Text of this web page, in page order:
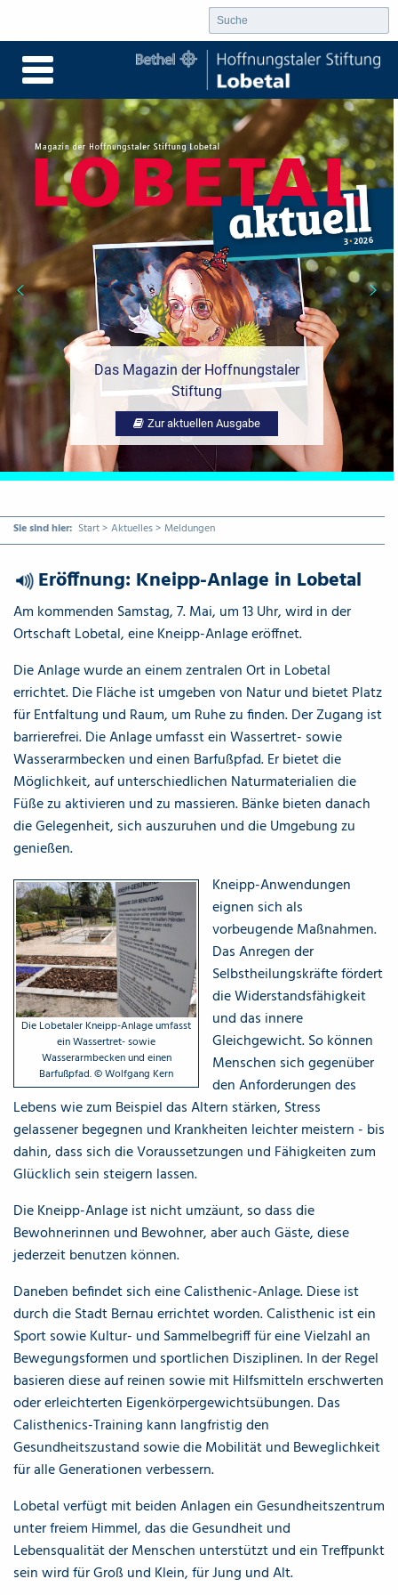
Das Magazin der Hoffnungstaler
Stiftung
Zur aktuellen Ausgabe
Sie sind hier: Start> Aktuelles> Meldungen
{Play}Eröffnung: Kneipp-Anlage in Lobetal
Am kommenden Samstag, 7. Mai, um 13 Uhr, wird in der
Ortschaft Lobetal, eine Kneipp-Anlage eröffnet.
Die Anlage wurde an einem zentralen Ort in Lobetal
errichtet. Die Fläche ist umgeben von Natur und bietet Platz
für Entfaltung und Raum, um Ruhe zu finden. Der Zugang ist
barrierefrei. Die Anlage umfasst ein Wassertret- sowie
Wasserarmbecken und einen Barfußpfad. Er bietet die
Möglichkeit, auf unterschiedlichen Naturmaterialien die
Füße zu aktivieren und zu massieren. Bänke bieten danach
die Gelegenheit, sich auszuruhen und die Umgebung zu
genießen.
Die Lobetaler Kneipp-Anlage umfasst
ein Wassertret- sowie
Wasserarmbecken und einen
Barfußpfad. © Wolfgang Kern
Kneipp-Anwendungen
eignen sich als
vorbeugende Maßnahmen.
Das Anregen der
Selbstheilungskräfte fördert
die Widerstandsfähigkeit
und das innere
Gleichgewicht. So können
Menschen sich gegenüber
den Anforderungen des
Lebens wie zum Beispiel das Altern stärken, Stress
gelassener begegnen und Krankheiten leichter meistern - bis
dahin, dass sich die Voraussetzungen und Fähigkeiten zum
Glücklich sein steigern lassen.
Die Kneipp-Anlage ist nicht umzäunt, so dass die
Bewohnerinnen und Bewohner, aber auch Gäste, diese
jederzeit benutzen können.
Daneben befindet sich eine Calisthenic-Anlage. Diese ist
durch die Stadt Bernau errichtet worden. Calisthenic ist ein
Sport sowie Kultur- und Sammelbegriff für eine Vielzahl an
Bewegungsformen und sportlichen Disziplinen. In der Regel
basieren diese auf reinen sowie mit Hilfsmitteln erschwerten
oder erleichterten Eigenkörpergewichtsübungen. Das
Calisthenics-Training kann langfristig den
Gesundheitszustand sowie die Mobilität und Beweglichkeit
für alle Generationen verbessern.
Lobetal verfügt mit beiden Anlagen ein Gesundheitszentrum
unter freiem Himmel, das die Gesundheit und
Lebensqualität der Menschen unterstützt und ein Treffpunkt
sein wird für Groß und Klein, für Jung und Alt.